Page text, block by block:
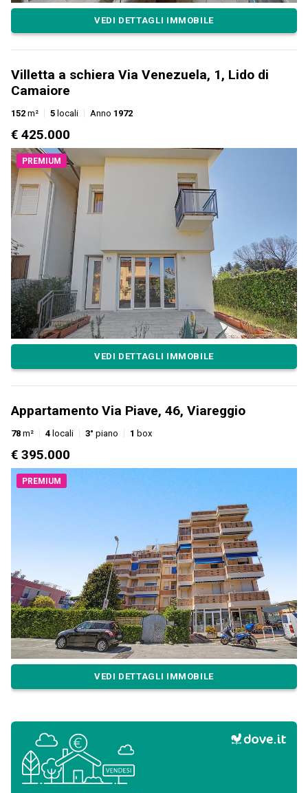
VEDI DETTAGLI IMMOBILE
Villetta a schiera Via Venezuela, 1, Lido di
Camaiore
152 m² 5 locali Anno 1972
€ 425.000
PREMIUM
VEDI DETTAGLI IMMOBILE
Appartamento Via Piave, 46, Viareggio
78 m² 4 locali 3° piano 1 box
€ 395.000
PREMIUM
VEDI DETTAGLI IMMOBILE